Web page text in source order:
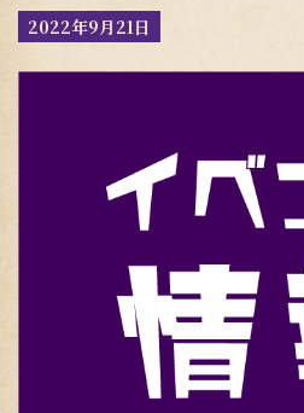
2022年9月21日